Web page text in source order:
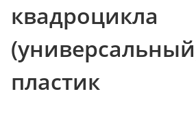
т
л
г
квадроцикла
пластик